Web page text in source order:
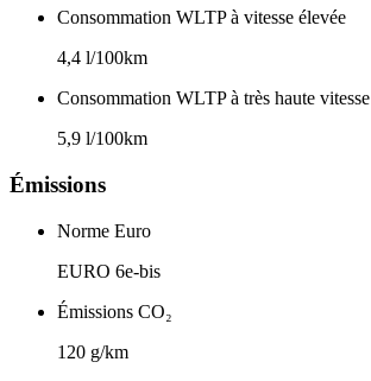
Consommation WLTP à vitesse élevée
4,4 l/100km
Consommation WLTP à très haute vitesse
5,9 l/100km
Émissions
Norme Euro
EURO 6e-bis
Émissions CO₂
120 g/km